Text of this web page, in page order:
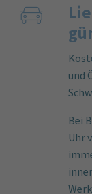
und
Bei
Uhr